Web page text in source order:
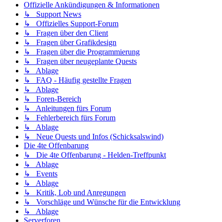
Offizielle Ankündigungen & Informationen
↳ Support News
↳ Offizielles Support-Forum
↳ Fragen über den Client
↳ Fragen über Grafikdesign
↳ Fragen über die Programmierung
↳ Fragen über neugeplante Quests
↳ Ablage
↳ FAQ - Häufig gestellte Fragen
↳ Ablage
↳ Foren-Bereich
↳ Anleitungen fürs Forum
↳ Fehlerbereich fürs Forum
↳ Ablage
↳ Neue Quests und Infos (Schicksalswind)
Die 4te Offenbarung
↳ Die 4te Offenbarung - Helden-Treffpunkt
↳ Ablage
↳ Events
↳ Ablage
↳ Kritik, Lob und Anregungen
↳ Vorschläge und Wünsche für die Entwicklung
↳ Ablage